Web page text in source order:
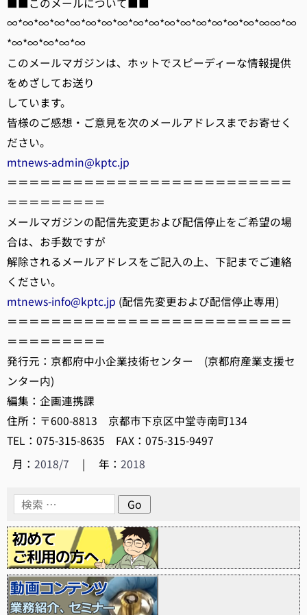
∞*∞*∞*∞*∞*∞*∞*∞*∞*∞*∞*∞*∞*∞*∞*∞*∞∞*∞
*∞*∞*∞*∞*∞
このメールマガジンは、ホットでスピーディーな情報提供
をめざしてお送り
しています。
皆様のご感想・ご意見を次のメールアドレスまでお寄せく
ださい。
mtnews-admin@kptc.jp
＝＝＝＝＝＝＝＝＝＝＝＝＝＝＝＝＝＝＝＝＝＝＝＝＝＝
＝＝＝＝＝＝＝＝＝
メールマガジンの配信先変更および配信停止をご希望の場
合は、お手数ですが
解除されるメールアドレスをご記入の上、下記までご連絡
ください。
mtnews-info@kptc.jp (配信先変更および配信停止専用)
＝＝＝＝＝＝＝＝＝＝＝＝＝＝＝＝＝＝＝＝＝＝＝＝＝＝
＝＝＝＝＝＝＝＝＝
発行元：京都府中小企業技術センター (京都府産業支援セ
ンター内)
編集：企画連携課
住所：〒600-8813 京都市下京区中堂寺南町134
TEL：075-315-8635 FAX：075-315-9497
月： 2018/7 | 年：2018